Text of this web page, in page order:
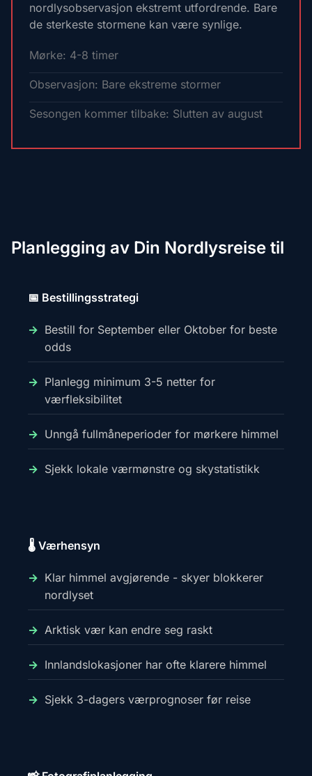
nordlysobservasjon ekstremt utfordrende. Bare
de sterkeste stormene kan være synlige.
Mørke: 4-8 timer
Observasjon: Bare ekstreme stormer
Sesongen kommer tilbake: Slutten av august
Planlegging av Din Nordlysreise til
📅 Bestillingsstrategi
Bestill for September eller Oktober for beste
odds
Planlegg minimum 3-5 netter for
værfleksibilitet
Unngå fullmåneperioder for mørkere himmel
Sjekk lokale værmønstre og skystatistikk
🌡️ Værhensyn
Klar himmel avgjørende - skyer blokkerer
nordlyset
Arktisk vær kan endre seg raskt
Innlandslokasjoner har ofte klarere himmel
Sjekk 3-dagers værprognoser før reise